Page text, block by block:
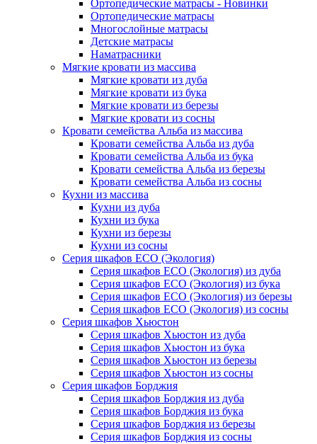
Ортопедические матрасы - Новинки
Ортопедические матрасы
Многослойные матрасы
Детские матрасы
Наматрасники
Мягкие кровати из массива
Мягкие кровати из дуба
Мягкие кровати из бука
Мягкие кровати из березы
Мягкие кровати из сосны
Кровати семейства Альба из массива
Кровати семейства Альба из дуба
Кровати семейства Альба из бука
Кровати семейства Альба из березы
Кровати семейства Альба из сосны
Кухни из массива
Кухни из дуба
Кухни из бука
Кухни из березы
Кухни из сосны
Серия шкафов ECO (Экология)
Серия шкафов ECO (Экология) из дуба
Серия шкафов ECO (Экология) из бука
Серия шкафов ECO (Экология) из березы
Серия шкафов ECO (Экология) из сосны
Серия шкафов Хьюстон
Серия шкафов Хьюстон из дуба
Серия шкафов Хьюстон из бука
Серия шкафов Хьюстон из березы
Серия шкафов Хьюстон из сосны
Серия шкафов Борджия
Серия шкафов Борджия из дуба
Серия шкафов Борджия из бука
Серия шкафов Борджия из березы
Серия шкафов Борджия из сосны